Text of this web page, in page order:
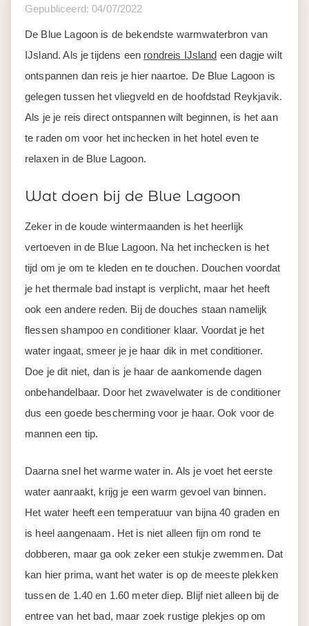
Gepubliceerd: 04/07/2022
De Blue Lagoon is de bekendste warmwaterbron van
IJsland. Als je tijdens een rondreis IJsland een dagje wilt
ontspannen dan reis je hier naartoe. De Blue Lagoon is
gelegen tussen het vliegveld en de hoofdstad Reykjavik.
Als je je reis direct ontspannen wilt beginnen, is het aan
te raden om voor het inchecken in het hotel even te
relaxen in de Blue Lagoon.
Wat doen bij de Blue Lagoon
Zeker in de koude wintermaanden is het heerlijk
vertoeven in de Blue Lagoon. Na het inchecken is het
tijd om je om te kleden en te douchen. Douchen voordat
je het thermale bad instapt is verplicht, maar het heeft
ook een andere reden. Bij de douches staan namelijk
flessen shampoo en conditioner klaar. Voordat je het
water ingaat, smeer je je haar dik in met conditioner.
Doe je dit niet, dan is je haar de aankomende dagen
onbehandelbaar. Door het zwavelwater is de conditioner
dus een goede bescherming voor je haar. Ook voor de
mannen een tip.
Daarna snel het warme water in. Als je voet het eerste
water aanraakt, krijg je een warm gevoel van binnen.
Het water heeft een temperatuur van bijna 40 graden en
is heel aangenaam. Het is niet alleen fijn om rond te
dobberen, maar ga ook zeker een stukje zwemmen. Dat
kan hier prima, want het water is op de meeste plekken
tussen de 1.40 en 1.60 meter diep. Blijf niet alleen bij de
entree van het bad, maar zoek rustige plekjes op om